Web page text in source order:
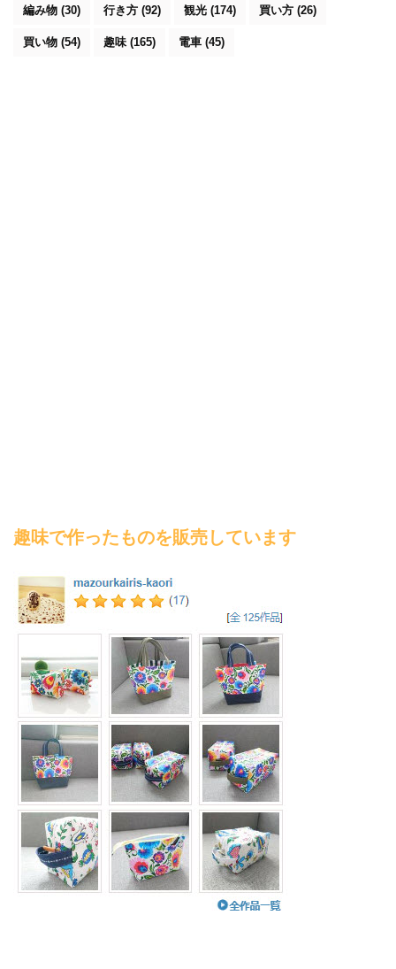
編み物 (30) 行き方 (92) 観光 (174) 買い方 (26)
買い物 (54) 趣味(165) 電車 (45)
趣味で作ったものを販売しています